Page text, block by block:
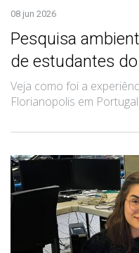
08 jun 2026
Pesquisa
de estudantes
Veja como foi a
Florianopolis em Portugal